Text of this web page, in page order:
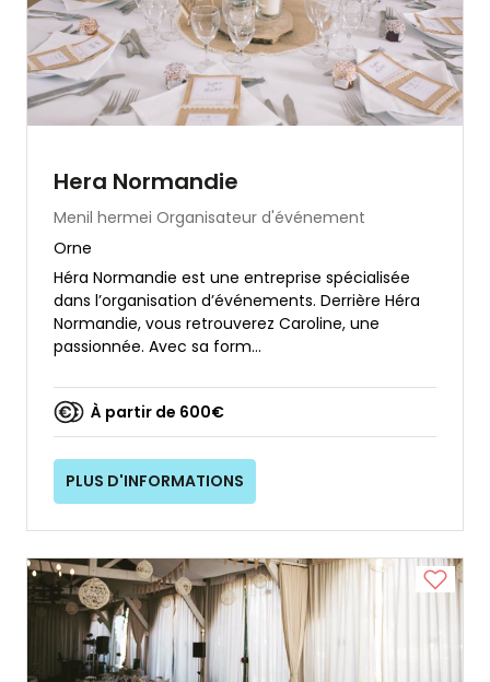
Hera Normandie
Menil hermei Organisateur d'événement
Orne
Héra Normandie est une entreprise spécialisée
dans l’organisation d’événements. Derrière Héra
Normandie, vous retrouverez Caroline, une
passionnée. Avec sa form...
À partir de 600€
PLUS D'INFORMATIONS